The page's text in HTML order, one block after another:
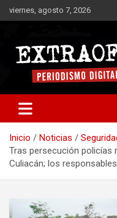
Saltar
al
viernes, agosto 7, 2026
Extraoficial
Inicio Noticias
Tras persecución policías
Culiacán; los